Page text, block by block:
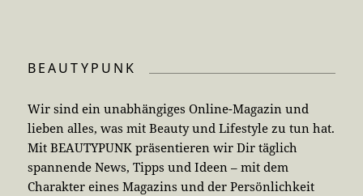
BEAUTYPUNK
Wir sind ein unabhängiges Online-Magazin und
lieben alles, was mit Beauty und Lifestyle zu tun hat.
Mit BEAUTYPUNK präsentieren wir Dir täglich
spannende News, Tipps und Ideen – mit dem
Charakter eines Magazins und der Persönlichkeit